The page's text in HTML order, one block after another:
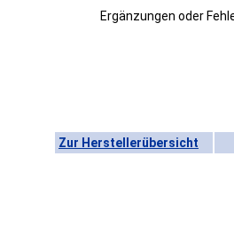
Ergänzungen oder
Zur Herstellerübersicht